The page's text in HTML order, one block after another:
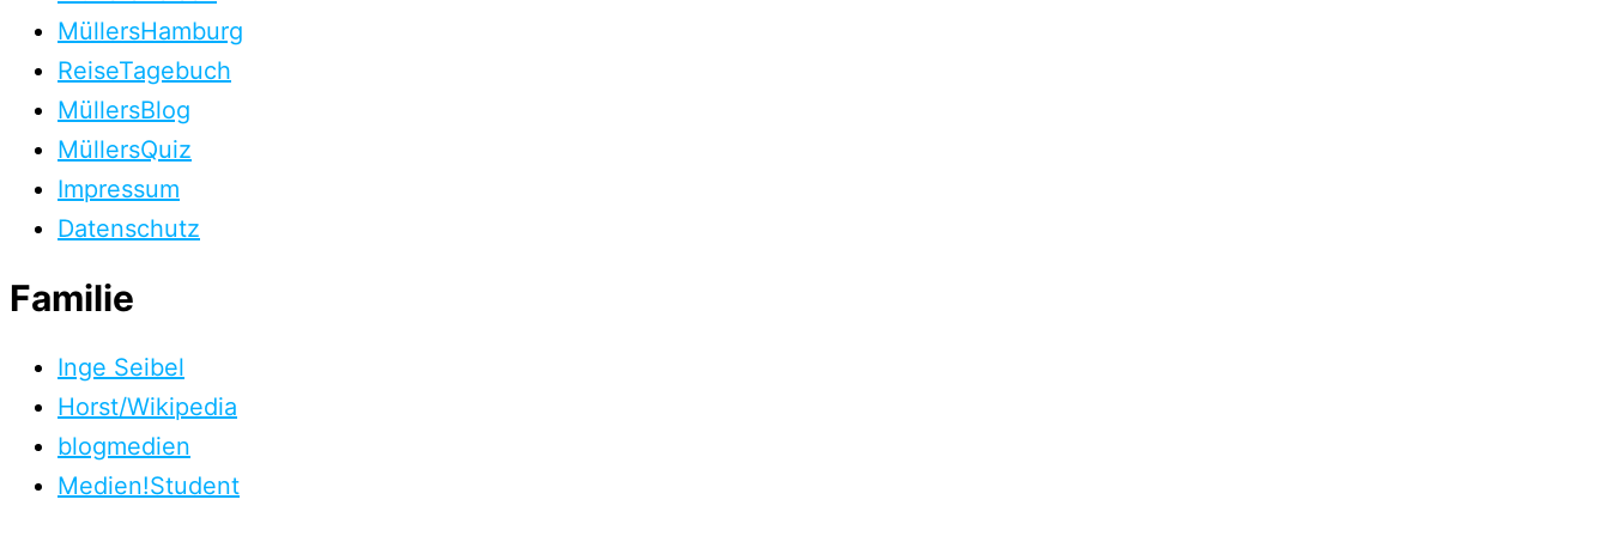
MüllersHamburg
ReiseTagebuch
MüllersBlog
MüllersQuiz
Impressum
Datenschutz
Familie
Inge Seibel
Horst/Wikipedia
blogmedien
Medien!Student